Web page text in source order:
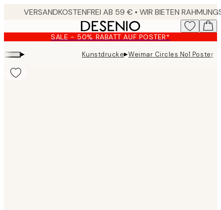
content.
SALE - 50% RABATT AUF POSTER*
▸ Kunstdrucke▸Weimar Circles No1 Poster